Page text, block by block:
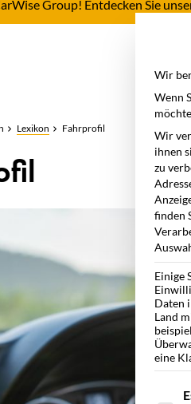
Group! Entdecken Sie
Lexikon Fahrprofil
Wir
Wenn
Wir
ihnen
zu
finden
Einige
Daten
Land
eine
Es